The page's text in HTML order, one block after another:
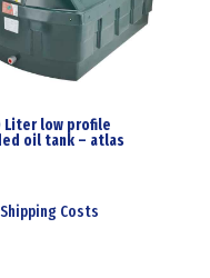
Liter low profile
oil tank – atlas
Shipping Costs